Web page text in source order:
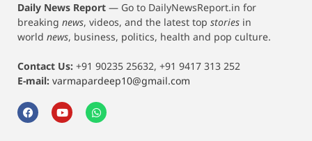
Daily News Report — Go to DailyNewsReport.in for
breaking news, videos, and the latest top stories in
world news, business, politics, health and pop culture.
Contact Us: +91 90235 25632, +91 9417 313 252
E-mail: varmapardeep10@gmail.com